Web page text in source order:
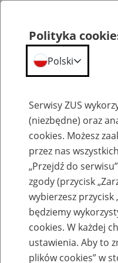
Szkolenia
Zaproś ZUS do
Polityka
Polski
Serwisy ZUS
(niezbędne) oraz
cookies. Możesz
przez nas
„Przejdź do
zgody (przycisk
wybierzesz przycisk
będziemy
cookies. W każdej
ustawienia. Aby to
plików cookies” w